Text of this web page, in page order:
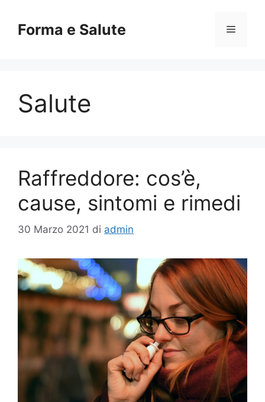
contenuto
Forma e Salute Menu
Salute
Raffreddore: cos’è,
cause, sintomi e rimedi
30 Marzo 2021 di admin